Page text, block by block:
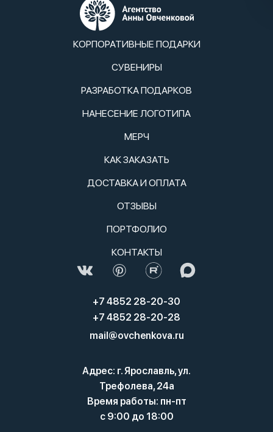
КОРПОРАТИВНЫЕ ПОДАРКИ
СУВЕНИРЫ
РАЗРАБОТКА ПОДАРКОВ
НАНЕСЕНИЕ ЛОГОТИПА
МЕРЧ
КАК ЗАКАЗАТЬ
ДОСТАВКА И ОПЛАТА
ОТЗЫВЫ
ПОРТФОЛИО
КОНТАКТЫ
+7 4852 28-20-30
+7 4852 28-20-28
mail@ovchenkova.ru
Адрес: г. Ярославль, ул.
Трефолева, 24а
Время работы: пн-пт
с 9:00 до 18:00